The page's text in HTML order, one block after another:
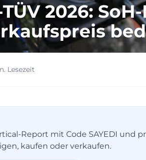
2026:
Lesezeit
Report mit Code SAYEDI und
kaufen oder verkaufen.